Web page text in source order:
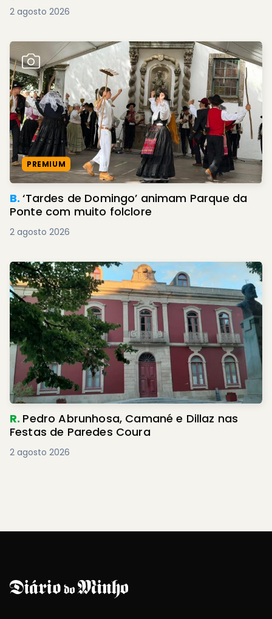
2 agosto 2026
PREMIUM
B.‘Tardes de Domingo’ animam Parque da
Ponte com muito folclore
2 agosto 2026
R. Pedro Abrunhosa, Camané e Dillaz nas
Festas de Paredes Coura
2 agosto 2026